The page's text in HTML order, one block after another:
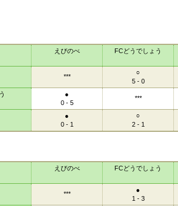
えびのべ FCどうでしょう
***
○
5 - 0
●
0 - 5
***
●
0 - 1
○
2 - 1
えびのべ FCどうでしょう
***
●
1 - 3